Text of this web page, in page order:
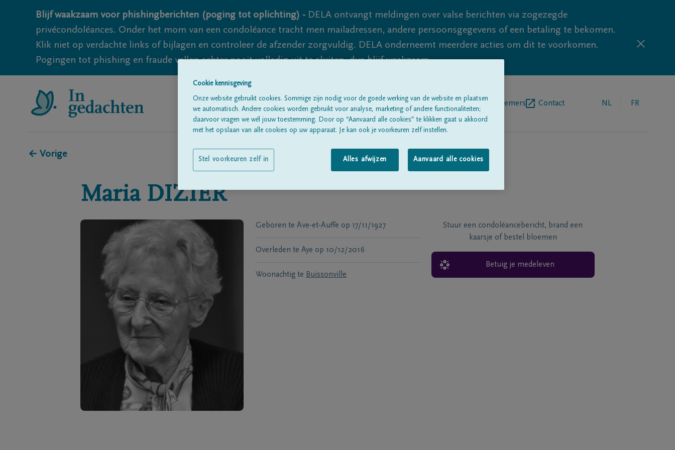
Blijf waakzaam voor phishingberichten (poging tot oplichting) - DELA ontvangt meldingen over valse berichten via zogezegde
privécondoléances. Onder het mom van een condoléance tracht men mailadressen, andere persoonsgegevens of een betaling te bekomen.
Klik niet op verdachte links of bijlagen en controleer de afzender zorgvuldig. DELA onderneemt meerdere acties om dit te voorkomen.
Pogingen tot phishing en fraude vallen echter nooit volledig uit te sluiten, dus blijf waakzaam.
Alle rouwberichten Begrafenisondernemers Contact NL FR
← Vorige
Maria DIZIER
Geboren te Ave-et-Auffe op 17/11/1927
Overleden te Aye op 10/12/2016
Woonachtig te Buissonville
Stuur een condoléancebericht, brand een
kaarsje of bestel bloemen
Betuig je medeleven
Cookie kennisgeving
Onze website gebruikt cookies. Sommige zijn nodig voor de goede werking van de website en plaatsen
we automatisch. Andere cookies worden gebruikt voor analyse, marketing of andere functionaliteiten;
daarvoor vragen we wél jouw toestemming. Door op “Aanvaard alle cookies” te klikken gaat u akkoord
met het opslaan van alle cookies op uw apparaat. Je kan ook je voorkeuren zelf instellen.
Alles afwijzen Aanvaard alle cookies
Stel voorkeuren zelf in